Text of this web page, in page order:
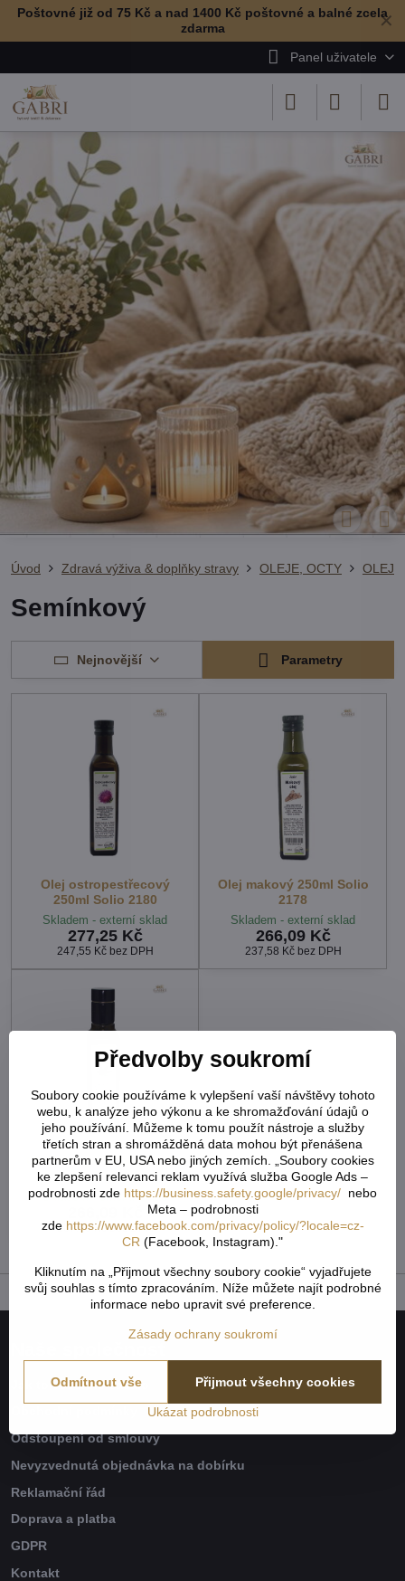
✕
Poštovné již od 75 Kč a nad 1400 Kč poštovné a balné zcela
zdarma
Panel uživatele
Úvod Zdravá výživa & doplňky stravy OLEJE, OCTY OLEJE
Semínkový
Nejnovější Parametry
Olej ostropestřecový
250ml Solio 2180
Skladem - externí sklad
277,25 Kč
247,55 Kč bez DPH
Olej makový 250ml Solio
2178
Skladem - externí sklad
266,09 Kč
237,58 Kč bez DPH
Olej konopný 250ml Solio
794
Skladem - externí sklad
237,58 Kčbez DPH
Jak to všechno začalo
Odstoupení od smlouvy
Nevyzvednutá objednávka na dobírku
Reklamační řád
Doprava a platba
GDPR
Kontakt
Předvolby soukromí
Soubory cookie používáme k vylepšení vaší návštěvy tohoto
webu, k analýze jeho výkonu a ke shromažďování údajů o
jeho používání. Můžeme k tomu použít nástroje a služby
třetích stran a shromážděná data mohou být přenášena
partnerům v EU, USA nebo jiných zemích. „Soubory cookies
ke zlepšení relevanci reklam využívá služba Google Ads –
podrobnosti zde https://business.safety.google/privacy/ nebo
Meta – podrobnosti
zde https://www.facebook.com/privacy/policy/?locale=cz-
CR (Facebook, Instagram)."
Kliknutím na „Přijmout všechny soubory cookie“ vyjadřujete
svůj souhlas s tímto zpracováním. Níže můžete najít podrobné
informace nebo upravit své preference.
Zásady ochrany soukromí
Ukázat podrobnosti
Přijmout všechny cookies
Odmítnout vše